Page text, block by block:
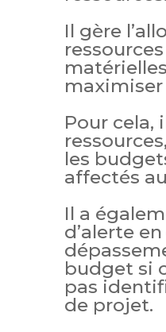
Il gère
maximiser
Pour cela,
les
affectés
Il a
d’alerte
budget si
pas
de projet.